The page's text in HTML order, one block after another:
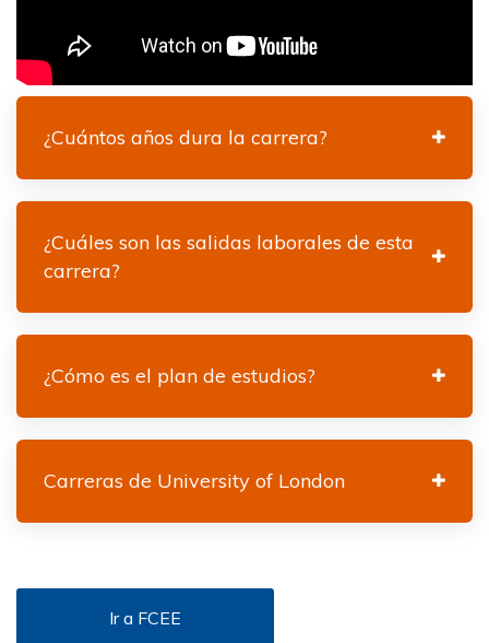
¿Cuántos años dura la carrera?
¿Cuáles son las salidas laborales de esta
carrera?
¿Cómo es el plan de estudios?
Carreras de University of London
Ir a FCEE